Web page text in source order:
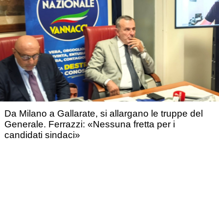
Da Milano a Gallarate, si allargano le truppe del
Generale. Ferrazzi: «Nessuna fretta per i
candidati sindaci»